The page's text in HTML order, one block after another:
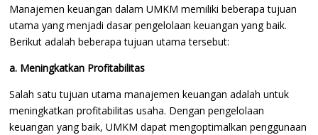
Manajemen keuangan dalam UMKM memiliki beberapa tujuan
utama yang menjadi dasar pengelolaan keuangan yang baik.
Berikut adalah beberapa tujuan utama tersebut:
a. Meningkatkan Profitabilitas
Salah satu tujuan utama manajemen keuangan adalah untuk
meningkatkan profitabilitas usaha. Dengan pengelolaan
keuangan yang baik, UMKM dapat mengoptimalkan penggunaan